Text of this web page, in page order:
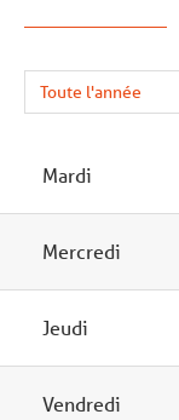
Mardi
Mercredi
Jeudi
Vendredi